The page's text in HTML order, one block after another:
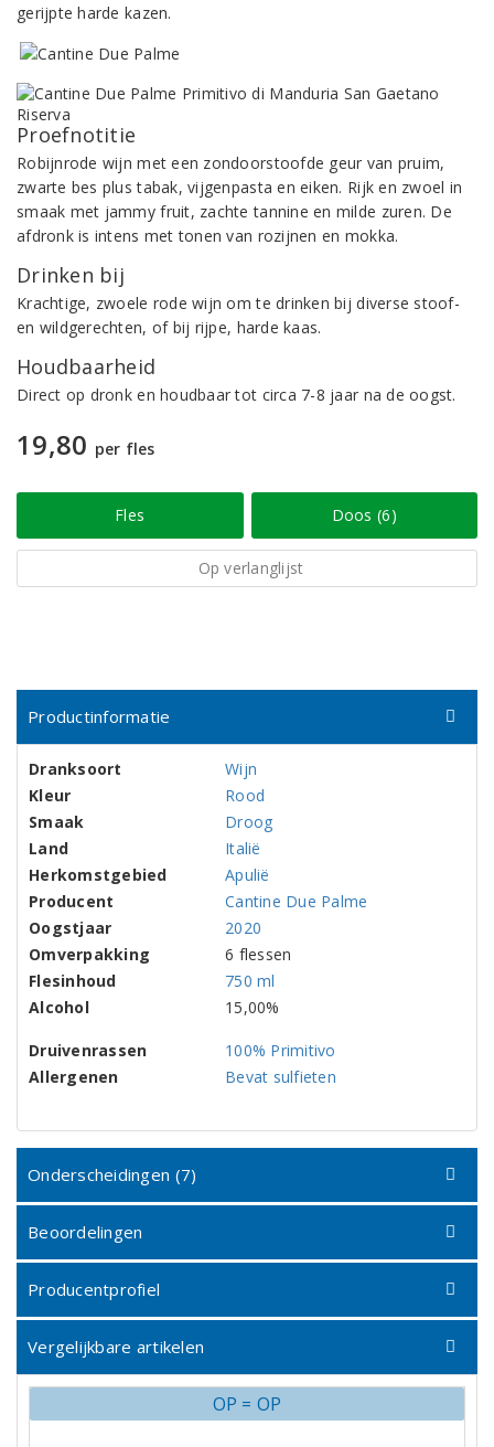
gerijpte harde kazen.
Proefnotitie
Robijnrode wijn met een zondoorstoofde geur van pruim,
zwarte bes plus tabak, vijgenpasta en eiken. Rijk en zwoel in
smaak met jammy fruit, zachte tannine en milde zuren. De
afdronk is intens met tonen van rozijnen en mokka.
Drinken bij
Krachtige, zwoele rode wijn om te drinken bij diverse stoof-
en wildgerechten, of bij rijpe, harde kaas.
Houdbaarheid
Direct op dronk en houdbaar tot circa 7-8 jaar na de oogst.
19,80 per fles
Fles Doos (6)
Op verlanglijst
Productinformatie
Dranksoort
Wijn
Kleur
Rood
Smaak
Droog
Land
Italië
Herkomstgebied
Apulië
Producent
Cantine Due Palme
Oogstjaar
2020
Omverpakking
6 flessen
Flesinhoud
750 ml
Alcohol
15,00%
Druivenrassen
100% Primitivo
Allergenen
Bevat sulfieten
Onderscheidingen (7)
Beoordelingen
Producentprofiel
Vergelijkbare artikelen
OP = OP